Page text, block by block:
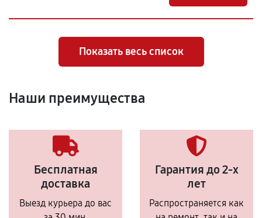
Показать весь список
Наши преимущества
Бесплатная
доставка
Выезд курьера до вас
Гарантия до 2-х
лет
Распространяется как